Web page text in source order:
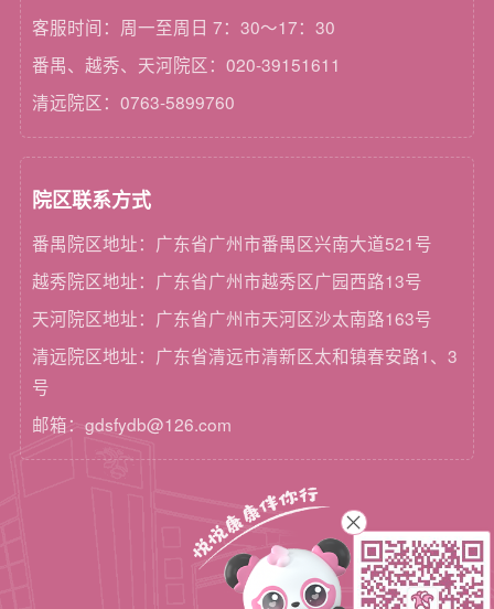
客服时间：周一至周日 7：30～17：30
番禺、越秀、天河院区：020-39151611
清远院区：0763-5899760
院区联系方式
番禺院区地址：广东省广州市番禺区兴南大道521号
越秀院区地址：广东省广州市越秀区广园西路13号
天河院区地址：广东省广州市天河区沙太南路163号
清远院区地址：广东省清远市清新区太和镇春安路1、3
号
邮箱：gdsfydb@126.com